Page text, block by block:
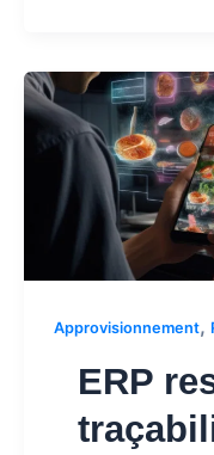
Approvisionnement,
ERP